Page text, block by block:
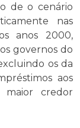
de o cenário
nas
anos 2000,
governos do
os da
aos
credor